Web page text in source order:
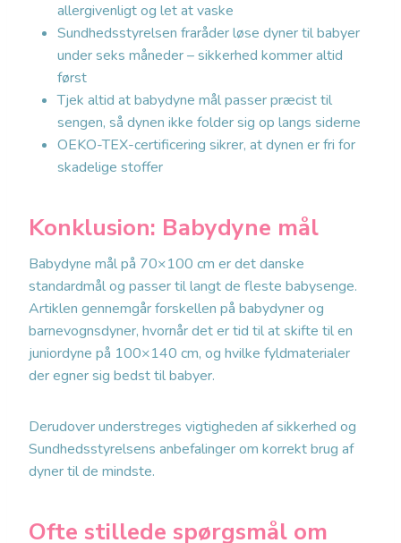
allergivenligt og let at vaske
Sundhedsstyrelsen fraråder løse dyner til babyer
under seks måneder – sikkerhed kommer altid
først
Tjek altid at babydyne mål passer præcist til
sengen, så dynen ikke folder sig op langs siderne
OEKO-TEX-certificering sikrer, at dynen er fri for
skadelige stoffer
Konklusion: Babydyne mål
Babydyne mål på 70×100 cm er det danske
standardmål og passer til langt de fleste babysenge.
Artiklen gennemgår forskellen på babydyner og
barnevognsdyner, hvornår det er tid til at skifte til en
juniordyne på 100×140 cm, og hvilke fyldmaterialer
der egner sig bedst til babyer.
Derudover understreges vigtigheden af sikkerhed og
Sundhedsstyrelsens anbefalinger om korrekt brug af
dyner til de mindste.
Ofte stillede spørgsmål om